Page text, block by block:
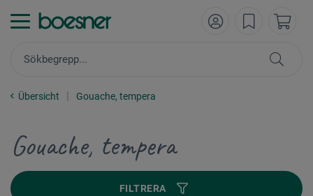
Übersicht Gouache, tempera
Gouache, tempera
FILTRERA